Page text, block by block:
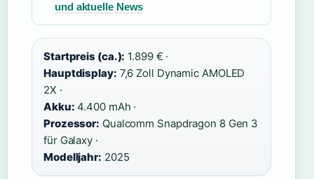
und aktuelle News
Startpreis (ca.): 1.899 € ·
Hauptdisplay: 7,6 Zoll Dynamic AMOLED
2X ·
Akku: 4.400 mAh ·
Prozessor: Qualcomm Snapdragon 8 Gen 3
für Galaxy ·
Modelljahr: 2025